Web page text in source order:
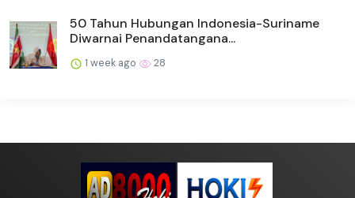
50 Tahun Hubungan Indonesia-Suriname
Diwarnai Penandatangana...
1 week ago 28